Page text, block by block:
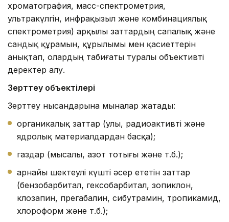
хроматография, масс-спектрометрия,
ультракүлгін, инфрақызыл және комбинациялық
спектрометрия) арқылы заттардың сапалық және
сандық құрамын, құрылымы мен қасиеттерін
анықтап, олардың табиғаты туралы объективті
деректер алу.
Зерттеу объектілері
Зерттеу нысандарына мыналар жатады:
органикалық заттар (улы, радиоактивті және
ядролық материалдардан басқа);
газдар (мысалы, азот тотығы және т.б.);
арнайы шектеулі күшті әсер ететін заттар
(бензобарбитал, гексобарбитал, зопиклон,
клозапин, прегабалин, сибутрамин, тропикамид,
хлороформ және т.б.);